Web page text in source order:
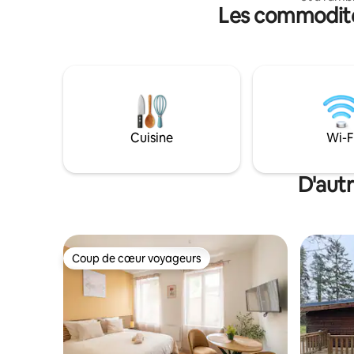
déconnexion
piscine
une
piscine
Les
Cuisine Wi-
Coup de cœur voyageurs
Coup de cœur voyageurs